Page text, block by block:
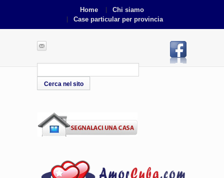
Home
Chi siamo
Case particular per provincia